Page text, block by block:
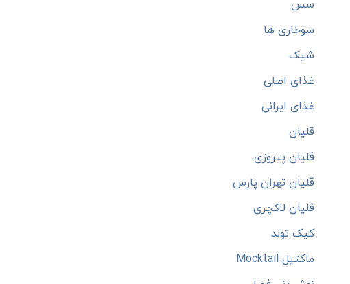
سس
سوخاری ها
شیک
غذای اصلی
غذای ایرانی
قلیان
قلیان پیروزی
قلیان تهران پارس
قلیان لاکچری
کیک تولد
ماکتیل Mocktail